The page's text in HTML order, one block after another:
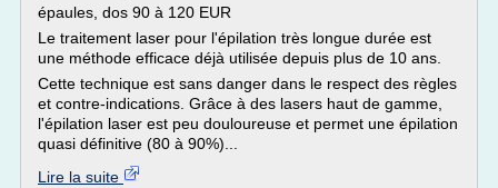
épaules, dos 90 à 120 EUR
Le traitement laser pour l'épilation très longue durée est
une méthode efficace déjà utilisée depuis plus de 10 ans.
Cette technique est sans danger dans le respect des règles
et contre-indications. Grâce à des lasers haut de gamme,
l'épilation laser est peu douloureuse et permet une épilation
quasi définitive (80 à 90%)...
Lire la suite